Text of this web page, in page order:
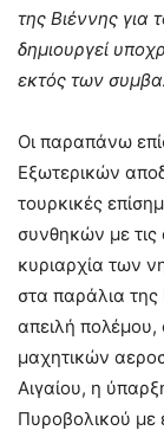
της Βιέννης για
δημιουργεί
εκτός των
Οι παραπάνω
Εξωτερικών
τουρκικές
συνθηκών με
κυριαρχία των
στα παράλια της
απειλή πολέμου,
μαχητικών
Αιγαίου, η
Πυροβολικού με